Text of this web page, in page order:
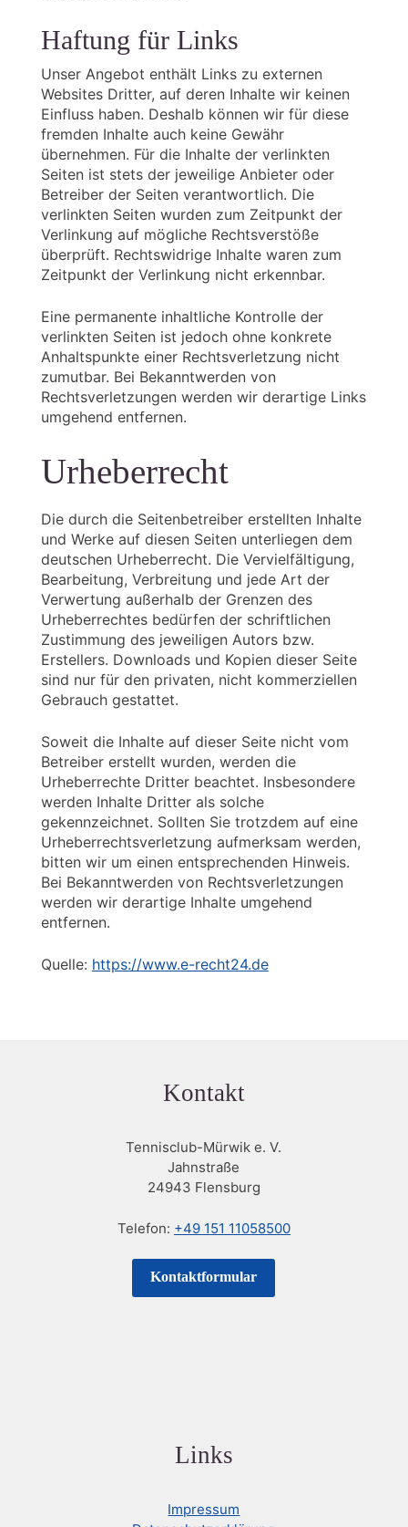
Haftung für Links
Unser Angebot enthält Links zu externen
Websites Dritter, auf deren Inhalte wir keinen
Einfluss haben. Deshalb können wir für diese
fremden Inhalte auch keine Gewähr
übernehmen. Für die Inhalte der verlinkten
Seiten ist stets der jeweilige Anbieter oder
Betreiber der Seiten verantwortlich. Die
verlinkten Seiten wurden zum Zeitpunkt der
Verlinkung auf mögliche Rechtsverstöße
überprüft. Rechtswidrige Inhalte waren zum
Zeitpunkt der Verlinkung nicht erkennbar.
Eine permanente inhaltliche Kontrolle der
verlinkten Seiten ist jedoch ohne konkrete
Anhaltspunkte einer Rechtsverletzung nicht
zumutbar. Bei Bekanntwerden von
Rechtsverletzungen werden wir derartige Links
umgehend entfernen.
Urheberrecht
Die durch die Seitenbetreiber erstellten Inhalte
und Werke auf diesen Seiten unterliegen dem
deutschen Urheberrecht. Die Vervielfältigung,
Bearbeitung, Verbreitung und jede Art der
Verwertung außerhalb der Grenzen des
Urheberrechtes bedürfen der schriftlichen
Zustimmung des jeweiligen Autors bzw.
Erstellers. Downloads und Kopien dieser Seite
sind nur für den privaten, nicht kommerziellen
Gebrauch gestattet.
Soweit die Inhalte auf dieser Seite nicht vom
Betreiber erstellt wurden, werden die
Urheberrechte Dritter beachtet. Insbesondere
werden Inhalte Dritter als solche
gekennzeichnet. Sollten Sie trotzdem auf eine
Urheberrechtsverletzung aufmerksam werden,
bitten wir um einen entsprechenden Hinweis.
Bei Bekanntwerden von Rechtsverletzungen
werden wir derartige Inhalte umgehend
entfernen.
Quelle: https://www.e-recht24.de
Kontakt
Tennisclub-Mürwik e. V.
Jahnstraße
24943 Flensburg
Telefon: +49 151 11058500
Kontaktformular
Links
Impressum